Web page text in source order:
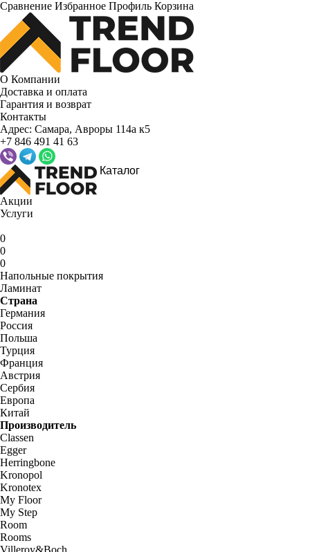
Сравнение Избранное Профиль Корзина
О Компании
Доставка и оплата
Гарантия и возврат
Контакты
Адрес: Самара, Авроры 114а к5
+7 846 491 41 63
Каталог
Акции
Услуги
0
0
0
Напольные покрытия
Ламинат
Страна
Германия
Россия
Польша
Турция
Франция
Австрия
Сербия
Европа
Китай
Производитель
Classen
Egger
Herringbone
Kronopol
Kronotex
My Floor
My Step
Room
Rooms
Villeroy&Boch